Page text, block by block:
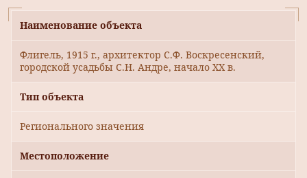
Наименование объекта
Флигель, 1915 г., архитектор С.Ф. Воскресенский,
городской усадьбы С.Н. Андре, начало XX в.
Тип объекта
Регионального значения
Местоположение